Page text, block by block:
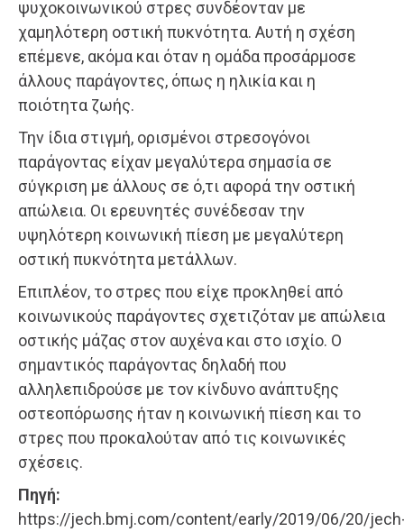
ψυχοκοινωνικού στρες συνδέονταν με
χαμηλότερη οστική πυκνότητα. Αυτή η σχέση
επέμενε, ακόμα και όταν η ομάδα προσάρμοσε
άλλους παράγοντες, όπως η ηλικία και η
ποιότητα ζωής.
Την ίδια στιγμή, ορισμένοι στρεσογόνοι
παράγοντας είχαν μεγαλύτερα σημασία σε
σύγκριση με άλλους σε ό,τι αφορά την οστική
απώλεια. Οι ερευνητές συνέδεσαν την
υψηλότερη κοινωνική πίεση με μεγαλύτερη
οστική πυκνότητα μετάλλων.
Επιπλέον, το στρες που είχε προκληθεί από
κοινωνικούς παράγοντες σχετιζόταν με απώλεια
οστικής μάζας στον αυχένα και στο ισχίο. Ο
σημαντικός παράγοντας δηλαδή που
αλληλεπιδρούσε με τον κίνδυνο ανάπτυξης
οστεοπόρωσης ήταν η κοινωνική πίεση και το
στρες που προκαλούταν από τις κοινωνικές
σχέσεις.
Πηγή:
https://jech.bmj.com/content/early/2019/06/20/